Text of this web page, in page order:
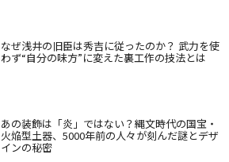
なぜ浅井の旧臣は秀吉に従ったのか？ 武力を使
わず“自分の味方”に変えた裏工作の技法とは
あの装飾は「炎」ではない？縄文時代の国宝・
火焔型土器、5000年前の人々が刻んだ謎とデザ
インの秘密